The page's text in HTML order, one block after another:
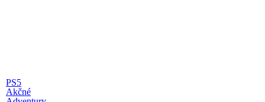
PS5
Akčné